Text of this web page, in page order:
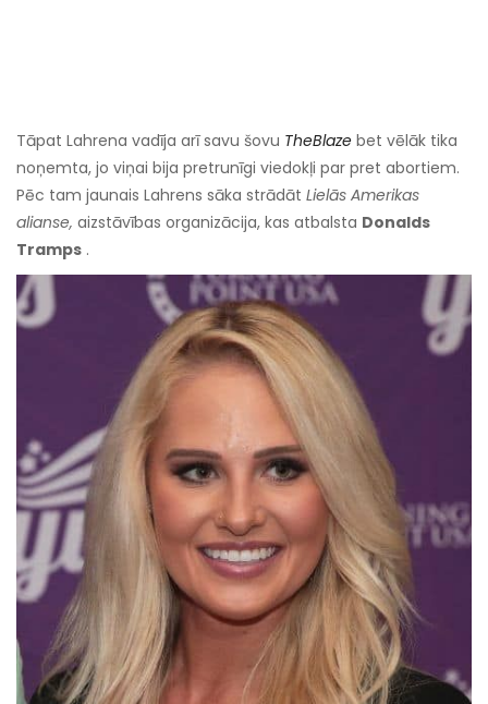
Tāpat Lahrena vadīja arī savu šovu TheBlaze bet vēlāk tika
noņemta, jo viņai bija pretrunīgi viedokļi par pret abortiem.
Pēc tam jaunais Lahrens sāka strādāt Lielās Amerikas
alianse, aizstāvības organizācija, kas atbalsta Donalds
Tramps .